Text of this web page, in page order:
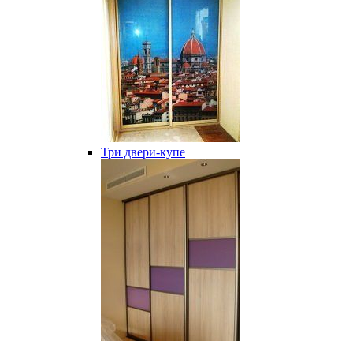
Три двери-купе